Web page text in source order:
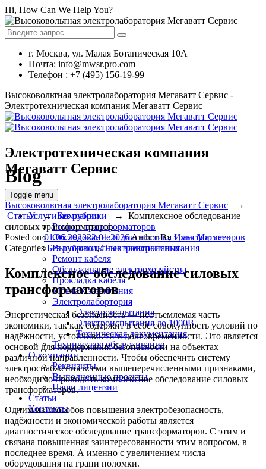
Hi, How Can We Help You?
г. Москва, ул. Малая Ботаническая 10А
Почта: info@mwsr.pro.com
Телефон : +7 (495) 156-19-99
Высоковольтная электролаборатория Мегаватт Сервис -
Электротехническая компания Мегаватт Сервис
Электротехническая компания
Мегаватт Сервис
Toggle menu
Услуги компании
Ремонт трансформаторов
Обследование и диагностика трансформаторов
Высоковольтные электроиспытания
Ремонт кабеля
Обслуживание электрохозяйства
Прокладка кабеля
Монтаж заземления
Электролабортория
Электроиспытания
Электроиспытания до 1000В
Техническая документация
Техническое обслуживание
О компании
Реквизиты
Выполненные проекты
Наши лицензии
Статьи
Контакты
Blog
Высоковольтная электролаборатория Мегаватт Сервис
→
Статьи→Без рубрики → Комплексное обследование
силовых трансформаторов
Posted on01.06.202222.01.2026AuthorBy Илья Матвеев
CategoriesБез рубрики,Электроиспытания
Комплексное обследование силовых
трансформаторов
Энергетическая безопасность — неотъемлемая часть
экономики, так как содержит в себе совокупность условий по
надёжности, устойчивости и долговременности. Это является
основой для поддержания безопасности на объектах
различной направленности. Чтобы обеспечить систему
электроснабжения всеми вышеперечисленными признаками,
необходимо проводить комплексное обследование силовых
трансформаторов.
Одним из способов повышения электробезопасность,
надёжности и экономической работы является
диагностическое обследование трансформаторов. С этим и
связана повышенная заинтересованности этим вопросом, в
последнее время. А именно с увеличением числа
оборудования на грани поломки.